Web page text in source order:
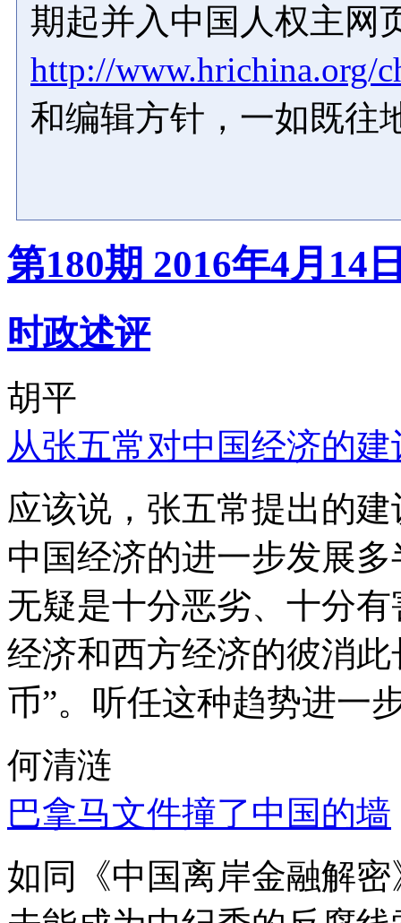
期起并入中国人权主网
http://www.hrichina.org/
和编辑方针，一如既往
第180期 2016年4月14
时政述评
胡平
从张五常对中国经济的
应该说，张五常提出的
中国经济的进一步发展
无疑是十分恶劣、十分
经济和西方经济的彼消
币”。听任这种趋势进一
何清涟
巴拿马文件撞了中国的墙
如同《中国离岸金融解